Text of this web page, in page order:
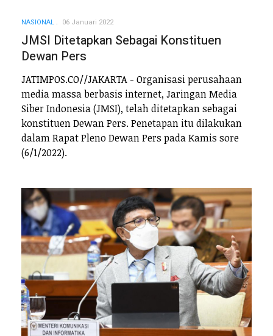
NASIONAL 06 Januari 2022
JMSI Ditetapkan Sebagai Konstituen
Dewan Pers
JATIMPOS.CO//JAKARTA - Organisasi perusahaan
media massa berbasis internet, Jaringan Media
Siber Indonesia (JMSI), telah ditetapkan sebagai
konstituen Dewan Pers. Penetapan itu dilakukan
dalam Rapat Pleno Dewan Pers pada Kamis sore
(6/1/2022).